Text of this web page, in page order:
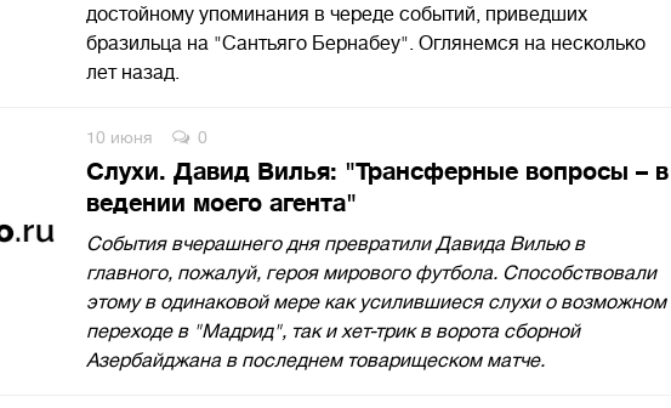
достойному упоминания в череде событий, приведших
бразильца на "Сантьяго Бернабеу". Оглянемся на несколько
лет назад.
10 июня 0
Слухи. Давид Вилья: "Трансферные вопросы – в
ведении моего агента"
События вчерашнего дня превратили Давида Вилью в
главного, пожалуй, героя мирового футбола. Способствовали
этому в одинаковой мере как усилившиеся слухи о возможном
переходе в "Мадрид", так и хет-трик в ворота сборной
Азербайджана в последнем товарищеском матче.